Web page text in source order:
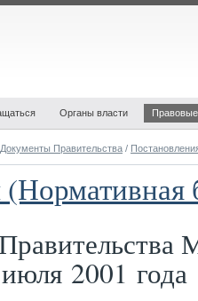
Органы власти
Документы Правительства /
2001 года